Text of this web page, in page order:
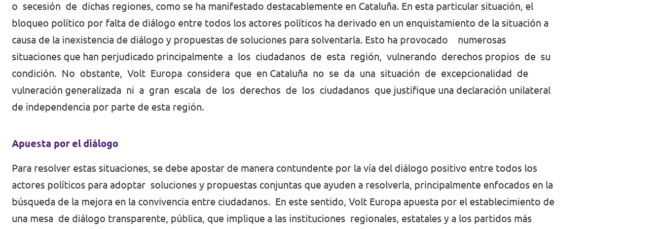
Volt Países Bajos
Volt Polonia
Volt Portugal
Volt Reino Unido
Volt Rumanía
Volt Suiza
o secesión de dichas regiones, como se ha manifestado destacablemente en Cataluña. En esta particular situación, el
bloqueo político por falta de diálogo entre todos los actores políticos ha derivado en un enquistamiento de la situación a
causa de la inexistencia de diálogo y propuestas de soluciones para solventarla. Esto ha provocado numerosas
situaciones que han perjudicado principalmente a los ciudadanos de esta región, vulnerando derechos propios de su
condición. No obstante, Volt Europa considera que en Cataluña no se da una situación de excepcionalidad de
vulneración generalizada ni a gran escala de los derechos de los ciudadanos que justifique una declaración unilateral
de independencia por parte de esta región.
Apuesta por el diálogo
Para resolver estas situaciones, se debe apostar de manera contundente por la vía del diálogo positivo entre todos los
actores políticos para adoptar soluciones y propuestas conjuntas que ayuden a resolverla, principalmente enfocados en la
búsqueda de la mejora en la convivencia entre ciudadanos. En este sentido, Volt Europa apuesta por el establecimiento de
una mesa de diálogo transparente, pública, que implique a las instituciones regionales, estatales y a los partidos más